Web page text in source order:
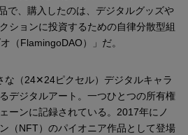
で、購入したのは、デジタルグッズや
ションに投資するための自律分散型組
（FlamingoDAO）」だ。
な（24✕24ピクセル）デジタルキャラ
デジタルアート。一つひとつの所有権
ーンに記録されている。2017年にノ
（NFT）のパイオニア作品として登場